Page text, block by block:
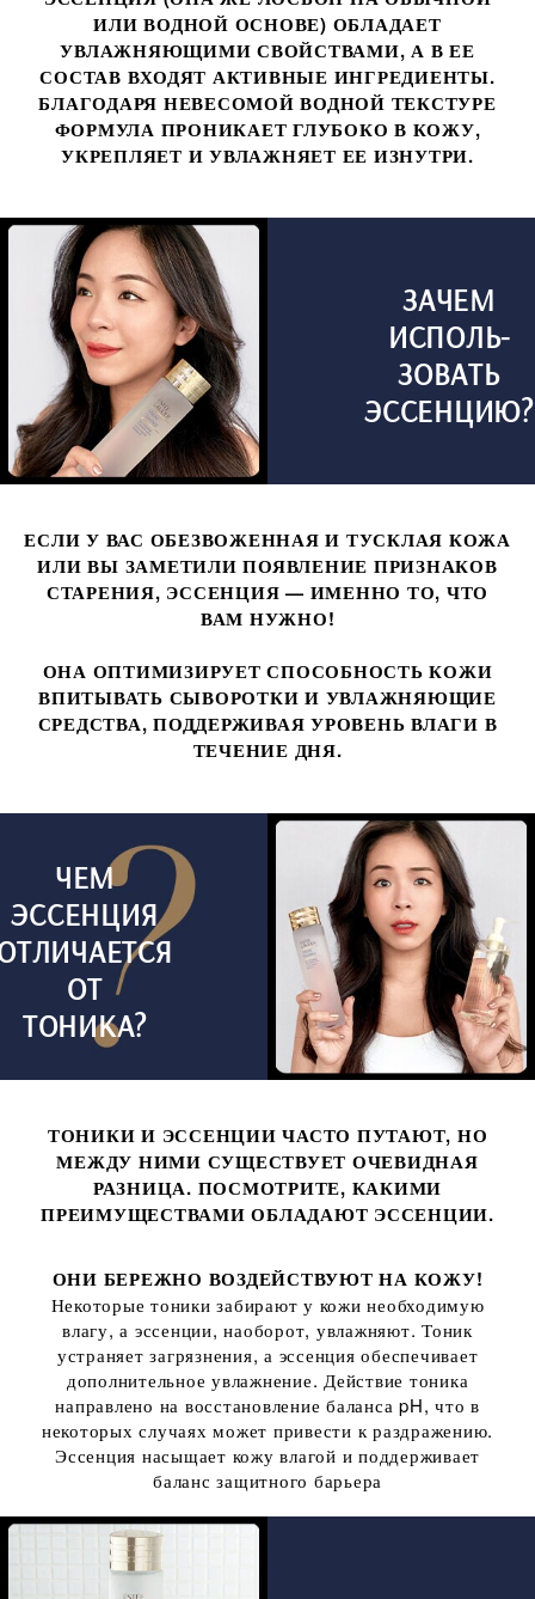
ИЛИ ВОДНОЙ ОСНОВЕ) ОБЛАДАЕТ
УВЛАЖНЯЮЩИМИ СВОЙСТВАМИ, А В ЕЕ
СОСТАВ ВХОДЯТ АКТИВНЫЕ ИНГРЕДИЕНТЫ.
БЛАГОДАРЯ НЕВЕСОМОЙ ВОДНОЙ ТЕКСТУРЕ
ФОРМУЛА ПРОНИКАЕТ ГЛУБОКО В КОЖУ,
УКРЕПЛЯЕТ И УВЛАЖНЯЕТ ЕЕ ИЗНУТРИ.
ЗАЧЕМ
ИСПОЛЬ-
ЗОВАТЬ
ЭССЕНЦИЮ?
ЕСЛИ У ВАС ОБЕЗВОЖЕННАЯ И ТУСКЛАЯ КОЖА
ИЛИ ВЫ ЗАМЕТИЛИ ПОЯВЛЕНИЕ ПРИЗНАКОВ
СТАРЕНИЯ, ЭССЕНЦИЯ — ИМЕННО ТО, ЧТО
ВАМ НУЖНО!
ОНА ОПТИМИЗИРУЕТ СПОСОБНОСТЬ КОЖИ
ВПИТЫВАТЬ СЫВОРОТКИ И УВЛАЖНЯЮЩИЕ
СРЕДСТВА, ПОДДЕРЖИВАЯ УРОВЕНЬ ВЛАГИ В
ТЕЧЕНИЕ ДНЯ.
ЧЕМ
ЭССЕНЦИЯ
ОТ
ТОНИКА?
ТОНИКИ И ЭССЕНЦИИ ЧАСТО ПУТАЮТ, НО
МЕЖДУ НИМИ СУЩЕСТВУЕТ ОЧЕВИДНАЯ
РАЗНИЦА. ПОСМОТРИТЕ, КАКИМИ
ПРЕИМУЩЕСТВАМИ ОБЛАДАЮТ ЭССЕНЦИИ.
ОНИ БЕРЕЖНО ВОЗДЕЙСТВУЮТ НА КОЖУ!
Некоторые тоники забирают у кожи необходимую
влагу, а эссенции, наоборот, увлажняют. Тоник
устраняет загрязнения, а эссенция обеспечивает
дополнительное увлажнение. Действие тоника
направлено на восстановление баланса pH, что в
некоторых случаях может привести к раздражению.
Эссенция насыщает кожу влагой и поддерживает
баланс защитного барьера